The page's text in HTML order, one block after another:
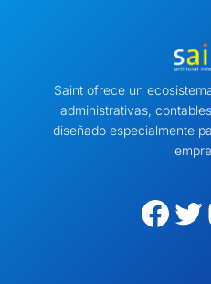
Saint ofrece un
administrativas,
diseñado especialmente
Facebook Twitter